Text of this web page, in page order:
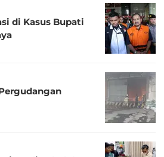
di Kasus Bupati